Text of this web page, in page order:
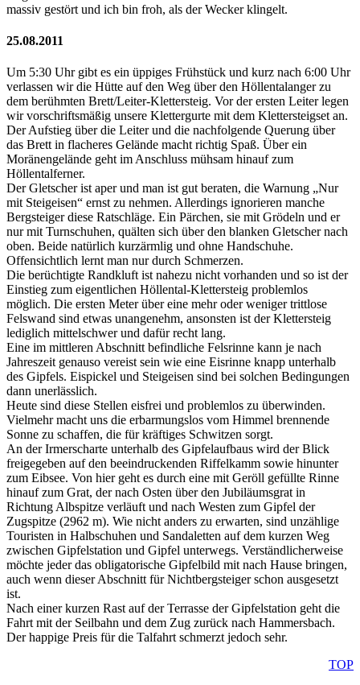
massiv gestört und ich bin froh, als der Wecker klingelt.
25.08.2011
Um 5:30 Uhr gibt es ein üppiges Frühstück und kurz nach 6:00 Uhr
verlassen wir die Hütte auf den Weg über den Höllentalanger zu
dem berühmten Brett/Leiter-Klettersteig. Vor der ersten Leiter legen
wir vorschriftsmäßig unsere Klettergurte mit dem Klettersteigset an.
Der Aufstieg über die Leiter und die nachfolgende Querung über
das Brett in flacheres Gelände macht richtig Spaß. Über ein
Moränengelände geht im Anschluss mühsam hinauf zum
Höllentalferner.
Der Gletscher ist aper und man ist gut beraten, die Warnung „Nur
mit Steigeisen“ ernst zu nehmen. Allerdings ignorieren manche
Bergsteiger diese Ratschläge. Ein Pärchen, sie mit Grödeln und er
nur mit Turnschuhen, quälten sich über den blanken Gletscher nach
oben. Beide natürlich kurzärmlig und ohne Handschuhe.
Offensichtlich lernt man nur durch Schmerzen.
Die berüchtigte Randkluft ist nahezu nicht vorhanden und so ist der
Einstieg zum eigentlichen Höllental-Klettersteig problemlos
möglich. Die ersten Meter über eine mehr oder weniger trittlose
Felswand sind etwas unangenehm, ansonsten ist der Klettersteig
lediglich mittelschwer und dafür recht lang.
Eine im mittleren Abschnitt befindliche Felsrinne kann je nach
Jahreszeit genauso vereist sein wie eine Eisrinne knapp unterhalb
des Gipfels. Eispickel und Steigeisen sind bei solchen Bedingungen
dann unerlässlich.
Heute sind diese Stellen eisfrei und problemlos zu überwinden.
Vielmehr macht uns die erbarmungslos vom Himmel brennende
Sonne zu schaffen, die für kräftiges Schwitzen sorgt.
An der Irmerscharte unterhalb des Gipfelaufbaus wird der Blick
freigegeben auf den beeindruckenden Riffelkamm sowie hinunter
zum Eibsee. Von hier geht es durch eine mit Geröll gefüllte Rinne
hinauf zum Grat, der nach Osten über den Jubiläumsgrat in
Richtung Albspitze verläuft und nach Westen zum Gipfel der
Zugspitze (2962 m). Wie nicht anders zu erwarten, sind unzählige
Touristen in Halbschuhen und Sandaletten auf dem kurzen Weg
zwischen Gipfelstation und Gipfel unterwegs. Verständlicherweise
möchte jeder das obligatorische Gipfelbild mit nach Hause bringen,
auch wenn dieser Abschnitt für Nichtbergsteiger schon ausgesetzt
ist.
Nach einer kurzen Rast auf der Terrasse der Gipfelstation geht die
Fahrt mit der Seilbahn und dem Zug zurück nach Hammersbach.
Der happige Preis für die Talfahrt schmerzt jedoch sehr.
TOP